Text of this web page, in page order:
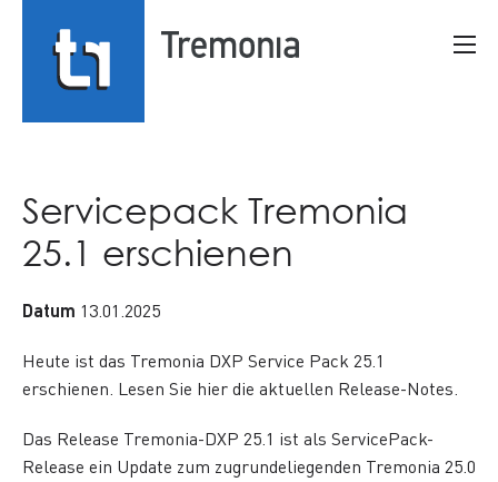
direkt
Inhalt
Suche
Servicepack Tremonia
25.1 erschienen
Datum 13.01.2025
Heute ist das Tremonia DXP Service Pack 25.1
erschienen. Lesen Sie hier die aktuellen Release-Notes.
Das Release Tremonia-DXP 25.1 ist als ServicePack-
Release ein Update zum zugrundeliegenden Tremonia 25.0